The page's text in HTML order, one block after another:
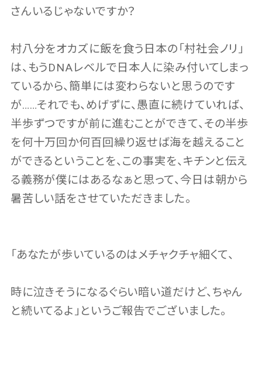
さんいるじゃないですか？
村八分をオカズに飯を食う日本の「村社会ノリ」
は、もうDNAレベルで日本人に染み付いてしまっ
ているから、簡単には変わらないと思うのです
が……それでも、めげずに、愚直に続けていれば、
半歩ずつですが前に進むことができて、その半歩
を何十万回か何百回繰り返せば海を越えること
ができるということを、この事実を、キチンと伝え
る義務が僕にはあるなぁと思って、今日は朝から
暑苦しい話をさせていただきました。
「あなたが歩いているのはメチャクチャ細くて、
時に泣きそうになるぐらい暗い道だけど、ちゃん
と続いてるよ」というご報告でございました。